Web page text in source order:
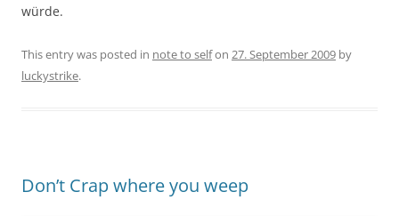
würde.
This entry was posted in note to selfon 27. September 2009 by
luckystrike.
Don’t Crap where you weep